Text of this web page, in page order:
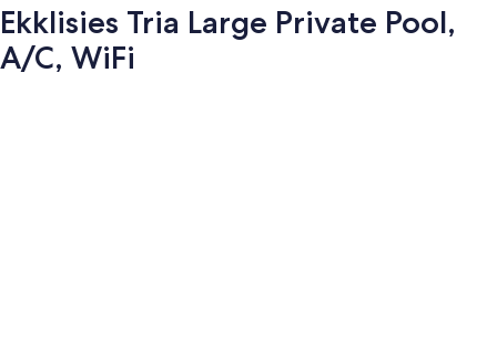
Ekklisies Tria Large Private Pool,
A/C, WiFi